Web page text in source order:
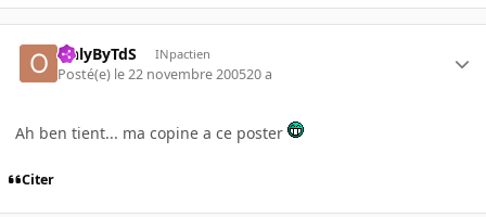
OnlyByTdS INpactien
Posté(e) le 22 novembre 200520 a
Ah ben tient... ma copine a ce poster
Citer